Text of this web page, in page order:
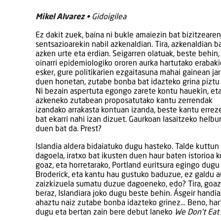
Mikel Alvarez• Gidoigilea
Ez dakit zuek, baina ni bukle amaiezin bat bizitzearen
sentsazioarekin nabil azkenaldian. Tira, azkenaldian
azken urte eta erdian. Seigarren olatuak, beste
oinarri epidemiologiko ororen aurka hartutako
esker, gure politikarien ezgaitasuna mahai gainean
duen honetan, zutabe bonba bat idazteko grina piztu
Ni bezain aspertuta egongo zarete kontu hauekin,
azkeneko zutabean proposatutako kantu zerrendak
izandako arrakasta kontuan izanda, beste kantu
bat ekarri nahi izan dizuet. Gaurkoan lasaitzeko
duen bat da. Prest?
Islandia aldera bidaiatuko dugu hasteko. Talde
dagoela, iratxo bat ikusten duen haur baten istorioa
goaz, eta horretarako, Portland euritsura egingo
Broderick, eta kantu hau gustuko baduzue, ez galdu
zaizkizuela sumatu duzue dagoeneko, edo? Tira,
beraz, Islandiara joko dugu beste behin. Ásgeir
ahaztu naiz zutabe bonba idazteko grinez… Beno,
dugu eta bertan zain bere debut laneko We Don’t Eat